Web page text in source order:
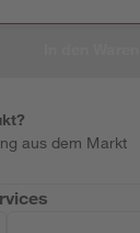
aus dem Markt